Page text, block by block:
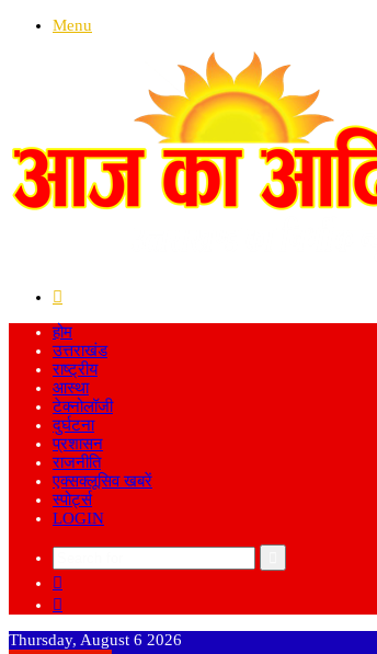
Menu
होम
उत्तराखंड
राष्ट्रीय
आस्था
टेक्नोलॉजी
दुर्घटना
प्रशासन
राजनीति
एक्सक्लूसिव खबरें
स्पोर्ट्स
LOGIN
Search
Article
Thursday, August 6 2026